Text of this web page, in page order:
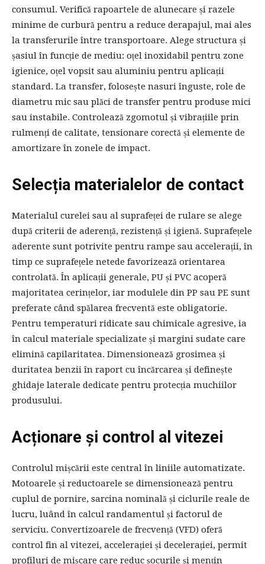
consumul. Verifică rapoartele de alunecare și razele
minime de curbură pentru a reduce derapajul, mai ales
la transferurile între transportoare. Alege structura și
șasiul în funcție de mediu: oțel inoxidabil pentru zone
igienice, oțel vopsit sau aluminiu pentru aplicații
standard. La transfer, folosește nasuri înguste, role de
diametru mic sau plăci de transfer pentru produse mici
sau instabile. Controlează zgomotul și vibrațiile prin
rulmenți de calitate, tensionare corectă și elemente de
amortizare în zonele de impact.
Selecția materialelor de contact
Materialul curelei sau al suprafeței de rulare se alege
după criterii de aderență, rezistență și igienă. Suprafețele
aderente sunt potrivite pentru rampe sau accelerații, în
timp ce suprafețele netede favorizează orientarea
controlată. În aplicații generale, PU și PVC acoperă
majoritatea cerințelor, iar modulele din PP sau PE sunt
preferate când spălarea frecventă este obligatorie.
Pentru temperaturi ridicate sau chimicale agresive, ia
în calcul materiale specializate și margini sudate care
elimină capilaritatea. Dimensionează grosimea și
duritatea benzii în raport cu încărcarea și definește
ghidaje laterale dedicate pentru protecția muchiilor
produsului.
Acționare și control al vitezei
Controlul mișcării este central în liniile automatizate.
Motoarele și reductoarele se dimensionează pentru
cuplul de pornire, sarcina nominală și ciclurile reale de
lucru, luând în calcul randamentul și factorul de
serviciu. Convertizoarele de frecvență (VFD) oferă
control fin al vitezei, accelerației și decelerației, permit
profiluri de mișcare care reduc șocurile și mențin